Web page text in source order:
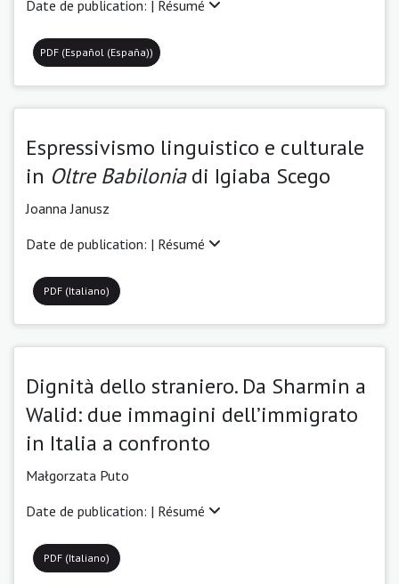
Date de publication: | Résumé
PDF (Español (España))
Espressivismo linguistico e culturale
in Oltre Babiloniadi Igiaba Scego
Joanna Janusz
Date de publication: | Résumé
PDF (Italiano)
Dignità dello straniero. Da Sharmin a
Walid: due immagini dell’immigrato
in Italia a confronto
Małgorzata Puto
Date de publication: | Résumé
PDF (Italiano)